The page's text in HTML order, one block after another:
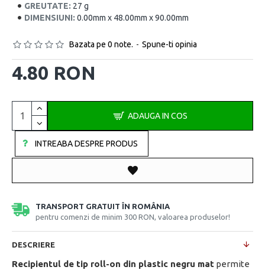
GREUTATE: 27 g
DIMENSIUNI: 0.00mm x 48.00mm x 90.00mm
Bazata pe 0 note. - Spune-ti opinia
4.80 RON
ADAUGA IN COS
INTREABA DESPRE PRODUS
TRANSPORT GRATUIT ÎN ROMÂNIA
pentru comenzi de minim 300 RON, valoarea produselor!
DESCRIERE
Recipientul de tip roll-on din plastic negru mat permite